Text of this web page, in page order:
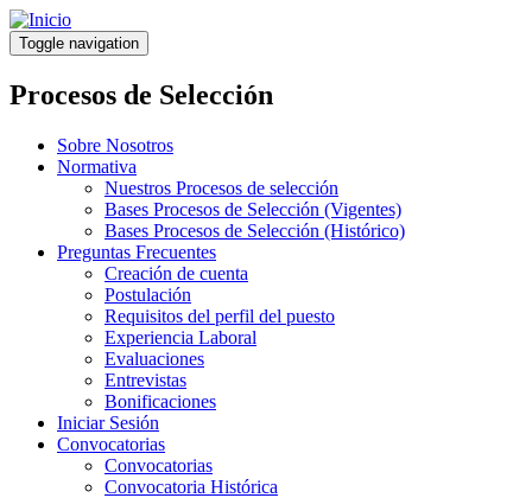
Pasar
al
contenido
principal
Toggle navigation
Procesos de Selección
Sobre Nosotros
Normativa
Nuestros Procesos de selección
Bases Procesos de Selección (Vigentes)
Bases Procesos de Selección (Histórico)
Preguntas Frecuentes
Creación de cuenta
Postulación
Requisitos del perfil del puesto
Experiencia Laboral
Evaluaciones
Entrevistas
Bonificaciones
Iniciar Sesión
Convocatorias
Convocatorias
Convocatoria Histórica